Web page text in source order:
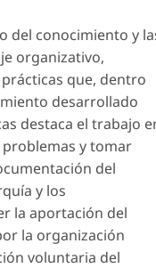
del conocimiento y
organizativo,
que, dentro
desarrollado
destaca el trabajo
y tomar
del
y los
la aportación del
la organización
voluntaria del